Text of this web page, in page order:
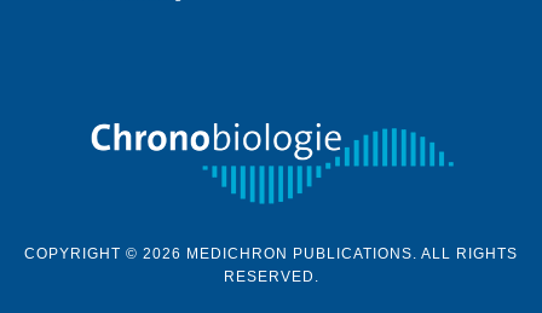
COPYRIGHT © 2026 MEDICHRON PUBLICATIONS. ALL RIGHTS
RESERVED.